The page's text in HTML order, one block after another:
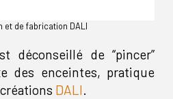
et de fabrication DALI
déconseillé de “pincer”
des enceintes, pratique
DALI.